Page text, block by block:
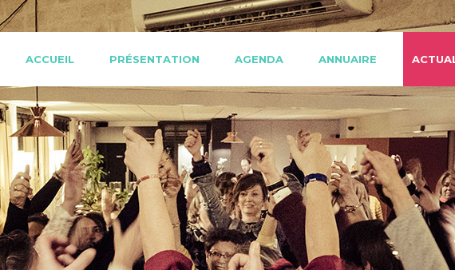
ACCUEIL PRÉSENTATION AGENDA ANNUAIRE